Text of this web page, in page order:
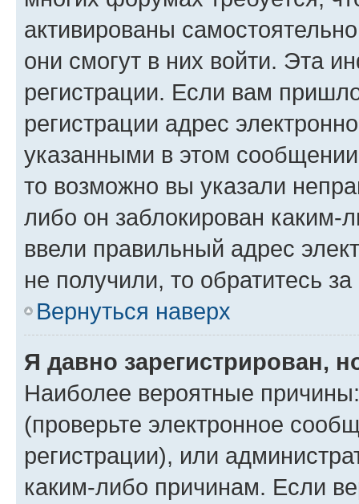
активированы
они смогут в них войти. Эта
регистрации. Если вам
регистрации адрес
указанными в этом
то возможно вы указали
либо он заблокирован
ввели правильный адрес
не получили, то обратитесь
Вернуться наверх
Я давно зарегистрирован,
Наиболее вероятные
(проверьте электронное
регистрации), или
каким-либо причинам. Если